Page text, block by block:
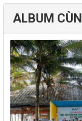
ALBUM